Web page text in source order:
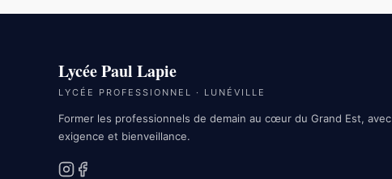
Lycée Paul Lapie
LYCÉE PROFESSIONNEL · LUNÉVILLE
Former les professionnels de demain au cœur du Grand Est, avec
exigence et bienveillance.
Instagram